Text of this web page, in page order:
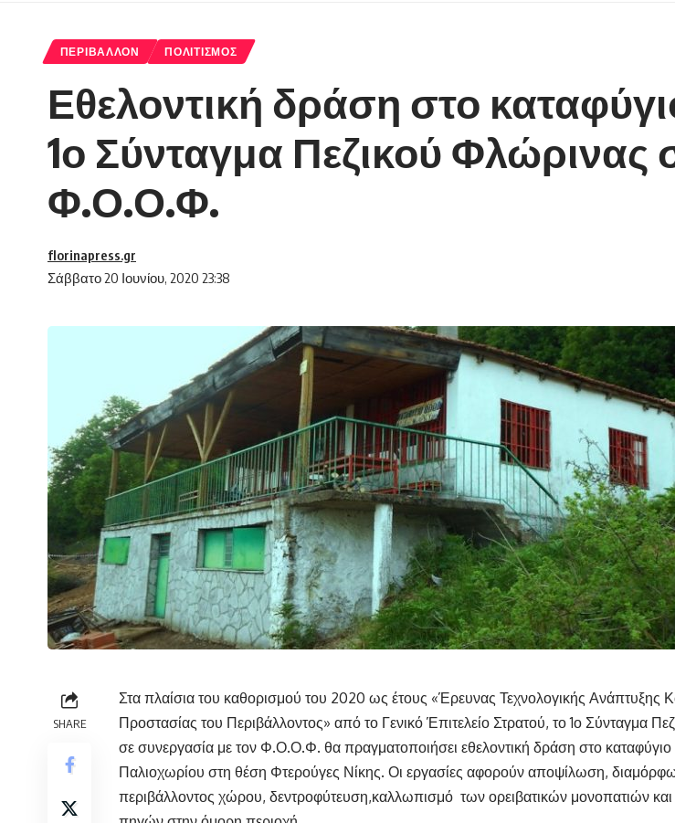
ΠΕΡΙΒΆΛΛΟΝ ΠΟΛΙΤΙΣΜΌΣ
Εθελοντική δράση στο
1ο Σύνταγμα Πεζικού Φλώρινας
Φ.Ο.Ο.Φ.
Σάββατο 20 Ιουνίου, 2020 23:38
florinapress.gr
SHARE
Στα πλαίσια του καθορισμού του 2020 ως έτους «Έρευνας Τεχνολογικής Ανάπτυξης
Προστασίας του Περιβάλλοντος» από το Γενικό Έπιτελείο Στρατού, το 1ο Σύνταγμα
σε συνεργασία με τον Φ.Ο.Ο.Φ. θα πραγματοποιήσει εθελοντική δράση στο καταφύγιο
Παλιοχωρίου στη θέση Φτερούγες Νίκης. Οι εργασίες αφορούν αποψίλωση,
περιβάλλοντος χώρου, δεντροφύτευση,καλλωπισμό των ορειβατικών μονοπατιών και